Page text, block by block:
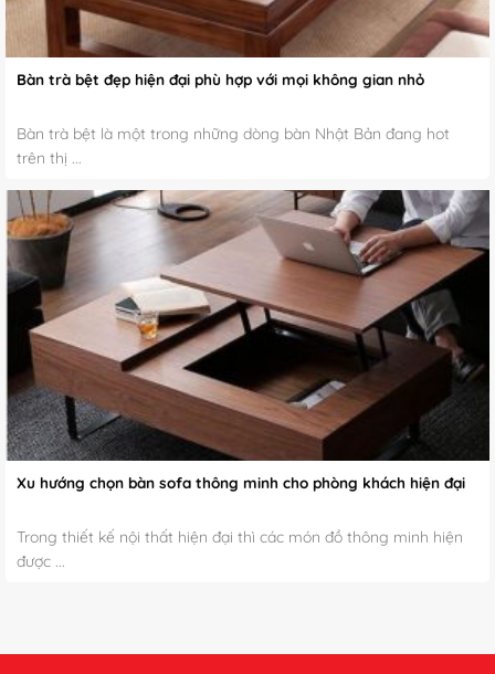
Bàn trà bệt đẹp hiện đại phù hợp với mọi không gian nhỏ
Bàn trà bệt là một trong những dòng bàn Nhật Bản đang hot
trên thị ...
Xu hướng chọn bàn sofa thông minh cho phòng khách hiện đại
Trong thiết kế nội thất hiện đại thì các món đồ thông minh hiện
được ...